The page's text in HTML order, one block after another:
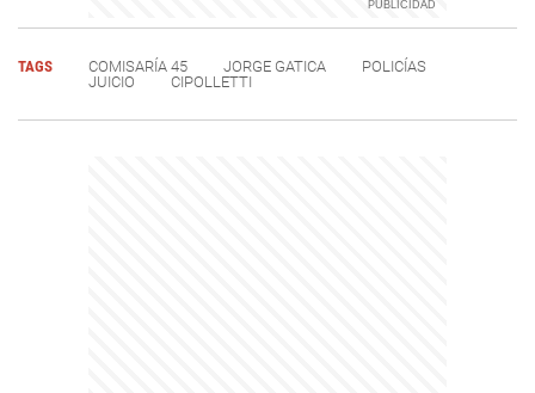
TAGS COMISARÍA 45 JORGE GATICA
POLICÍAS
JUICIO
CIPOLLETTI